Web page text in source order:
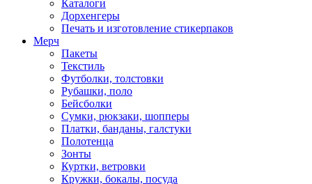
Каталоги
Дорхенгеры
Печать и изготовление стикерпаков
Мерч
Пакеты
Текстиль
Футболки, толстовки
Рубашки, поло
Бейсболки
Cумки, рюкзаки, шопперы
Платки, банданы, галстуки
Полотенца
Зонты
Куртки, ветровки
Кружки, бокалы, посуда